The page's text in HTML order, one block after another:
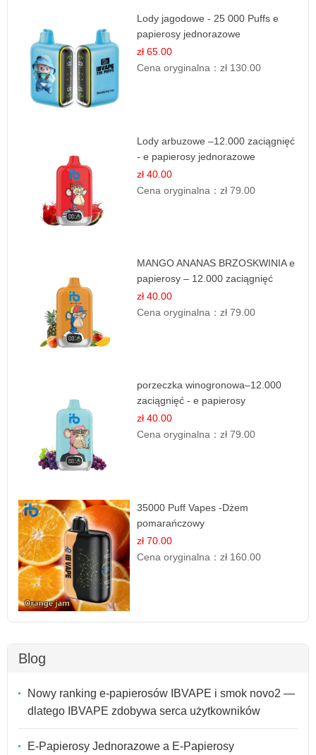
Lody jagodowe - 25 000 Puffs e
papierosy jednorazowe
zł 65.00
Cena oryginalna：zł 130.00
Lody arbuzowe –12.000 zaciągnięć
- e papierosy jednorazowe
zł 40.00
Cena oryginalna：zł 79.00
MANGO ANANAS BRZOSKWINIA e
papierosy – 12.000 zaciągnięć
zł 40.00
Cena oryginalna：zł 79.00
porzeczka winogronowa–12.000
zaciągnięć - e papierosy
zł 40.00
Cena oryginalna：zł 79.00
35000 Puff Vapes -Dżem
pomarańczowy
zł 70.00
Cena oryginalna：zł 160.00
Blog
Nowy ranking e-papierosów IBVAPE i smok novo2 —
dlatego IBVAPE zdobywa serca użytkowników
E-Papierosy Jednorazowe a E-Papierosy